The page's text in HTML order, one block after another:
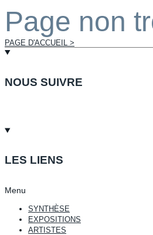
Page non
PAGE D'ACCUEIL >
NOUS SUIVRE
LES LIENS
Menu
SYNTHÈSE
EXPOSITIONS
ARTISTES